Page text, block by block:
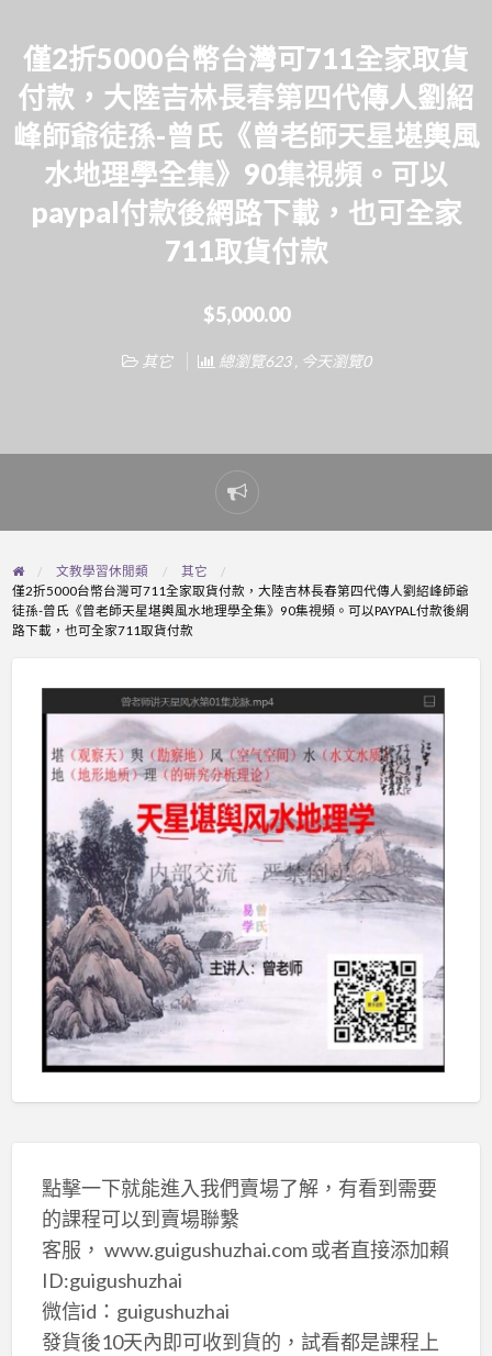
僅2折5000台幣台灣可711全家取貨
付款，大陸吉林長春第四代傳人劉紹
峰師爺徒孫-曾氏《曾老師天星堪輿風
水地理學全集》90集視頻。可以
paypal付款後網路下載，也可全家
711取貨付款
$5,000.00
其它 總瀏覽623 , 今天瀏覽0
Report
problem
文教學習休閒類
其它
僅2折5000台幣台灣可711全家取貨付款，大陸吉林長春第四代傳人劉紹峰師爺
徒孫-曾氏《曾老師天星堪輿風水地理學全集》90集視頻。可以PAYPAL付款後網
路下載，也可全家711取貨付款
點擊一下就能進入我們賣場了解，有看到需要
的課程可以到賣場聯繫
客服， www.guigushuzhai.com 或者直接添加賴
ID:guigushuzhai
微信id：guigushuzhai
發貨後10天內即可收到貨的，試看都是課程上